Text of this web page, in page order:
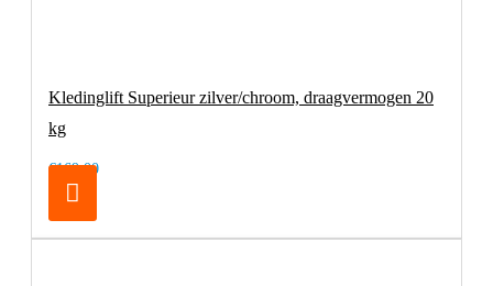
Kledinglift Superieur zilver/chroom, draagvermogen 20
kg
€169,00